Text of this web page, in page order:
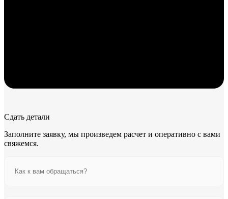
Сдать детали
Заполните заявку, мы произведем расчет и оперативно с вами
свяжемся.